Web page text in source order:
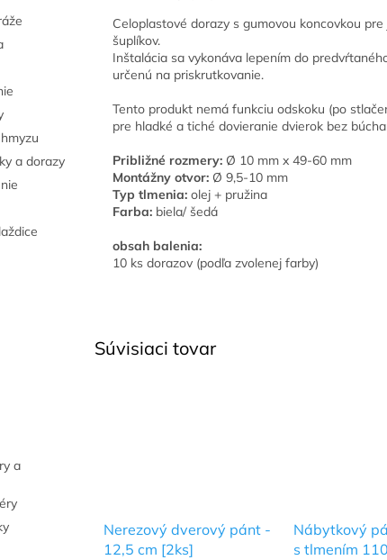
a dorazy
a
Súvisiaci tovar
Nerezový dverový pánt -
12,5 cm [2ks]
Nábytkový
s tlmením
Celoplastové dorazy s gumovou koncovkou
šuplíkov.
Inštalácia sa vykonáva lepením do
určenú na priskrutkovanie.
Tento produkt nemá funkciu odskoku (po
pre hladké a tiché dovieranie dvierok bez
Približné rozmery: Ø 10 mm x 49-60 mm
Montážny otvor: Ø 9,5-10 mm
Typ tlmenia: olej + pružina
Farba: biela/ šedá
obsah balenia:
10 ks dorazov (podľa zvolenej farby)